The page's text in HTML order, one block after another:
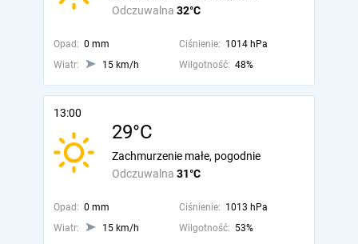
Odczuwalna 32°C
Opad: 0 mm Ciśnienie: 1014 hPa
Wiatr:
15 km/h Wilgotność: 48%
13:00
29°C
Odczuwalna 31°C
Zachmurzenie małe, pogodnie
Opad: 0 mm Ciśnienie: 1013 hPa
Wiatr:
15 km/h Wilgotność: 53%